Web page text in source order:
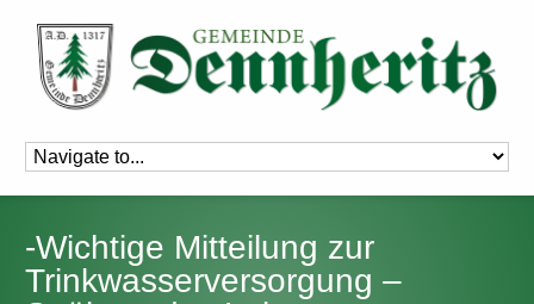
-Wichtige Mitteilung zur
Trinkwasserversorgung –